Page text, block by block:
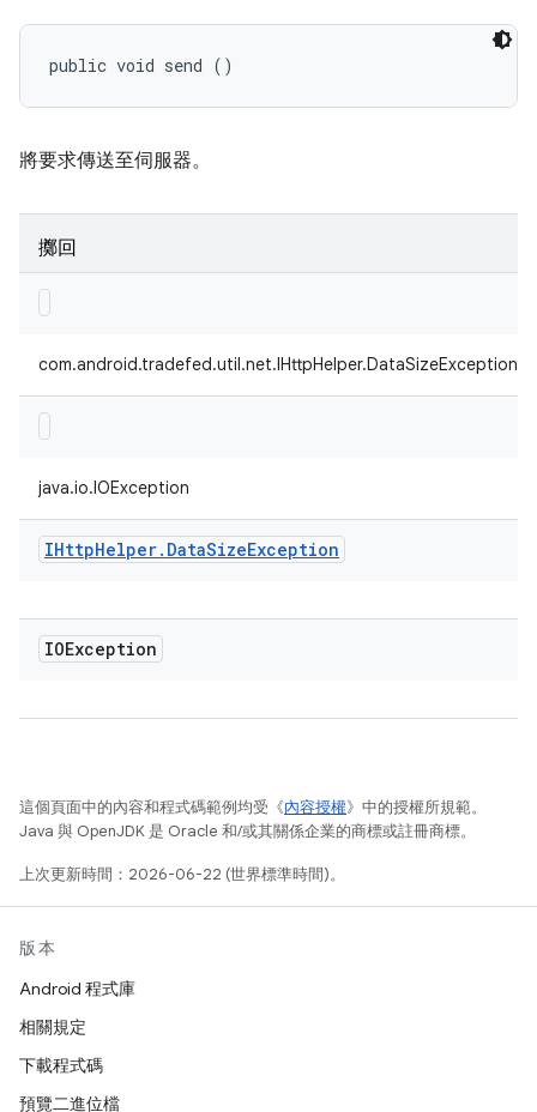
public void send ()
將要求傳送至伺服器。
擲回
com.android.tradefed.util.net.IHttpHelper.DataSizeException
java.io.IOException
IHttpHelper. DataSizeException
IOException
這個頁面中的內容和程式碼範例均受《內容授權》中的授權所規範。
Java 與 OpenJDK 是 Oracle 和/或其關係企業的商標或註冊商標。
上次更新時間：2026-06-22 (世界標準時間)。
版本
Android 程式庫
相關規定
下載程式碼
預覽二進位檔